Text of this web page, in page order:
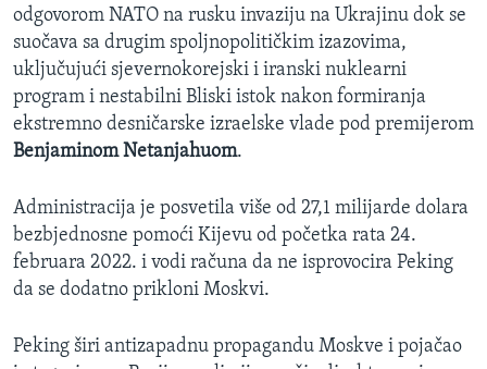
odgovorom NATO na rusku invaziju na Ukrajinu dok se
suočava sa drugim spoljnopolitičkim izazovima,
uključujući sjevernokorejski i iranski nuklearni
program i nestabilni Bliski istok nakon formiranja
ekstremno desničarske izraelske vlade pod premijerom
Benjaminom Netanjahuom.
Administracija je posvetila više od 27,1 milijarde dolara
bezbjednosne pomoći Kijevu od početka rata 24.
februara 2022. i vodi računa da ne isprovocira Peking
da se dodatno prikloni Moskvi.
Peking širi antizapadnu propagandu Moskve i pojačao